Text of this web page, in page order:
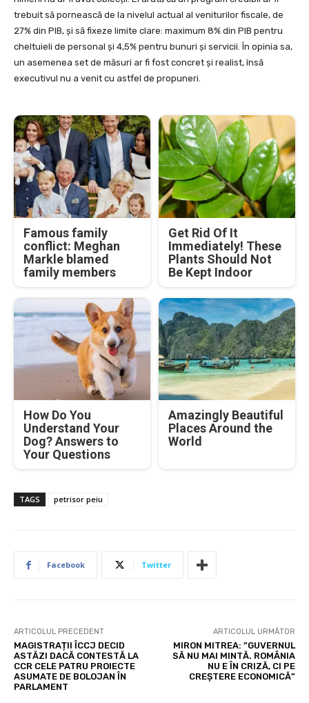
trebuit să pornească de la nivelul actual al veniturilor fiscale, de
27% din PIB, și să fixeze limite clare: maximum 8% din PIB pentru
cheltuieli de personal și 4,5% pentru bunuri și servicii. În opinia sa,
un asemenea set de măsuri ar fi fost concret și realist, însă
executivul nu a venit cu astfel de propuneri.
Famous family
conflict: Meghan
Markle blamed
family members
Get Rid Of It
Immediately! These
Plants Should Not
Be Kept Indoor
How Do You
Understand Your
Dog? Answers to
Your Questions
Amazingly Beautiful
Places Around the
World
TAGS petrisor peiu
Facebook Twitter
ARTICOLUL PRECEDENT
MAGISTRAȚII ÎCCJ DECID
ASTĂZI DACĂ CONTESTĂ LA
CCR CELE PATRU PROIECTE
ASUMATE DE BOLOJAN ÎN
PARLAMENT
ARTICOLUL URMĂTOR
MIRON MITREA: ”GUVERNUL
SĂ NU MAI MINTĂ. ROMÂNIA
NU E ÎN CRIZĂ, CI PE
CREȘTERE ECONOMICĂ”